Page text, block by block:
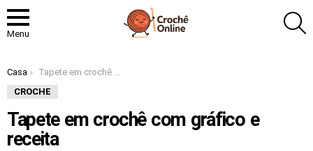
Menu
Você está aqui:
Casa
Tapete em crochê com gráfico e receita
CROCHE
Tapete em crochê com gráfico e
receita